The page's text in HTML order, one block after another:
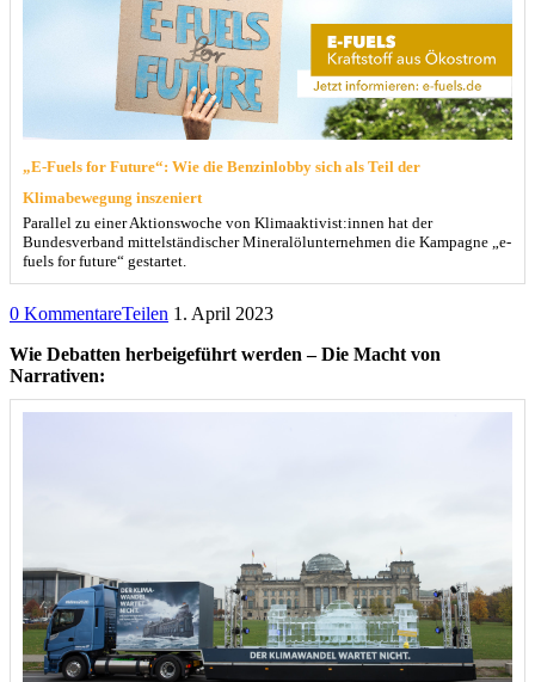
„E-Fuels for Future“: Wie die Benzinlobby sich als Teil der
Klimabewegung inszeniert
Parallel zu einer Aktionswoche von Klimaaktivist:innen hat der
Bundesverband mittelständischer Mineralölunternehmen die Kampagne „e-
fuels for future“ gestartet.
0 KommentareTeilen 1. April 2023
Wie Debatten herbeigeführt werden – Die Macht von
Narrativen: